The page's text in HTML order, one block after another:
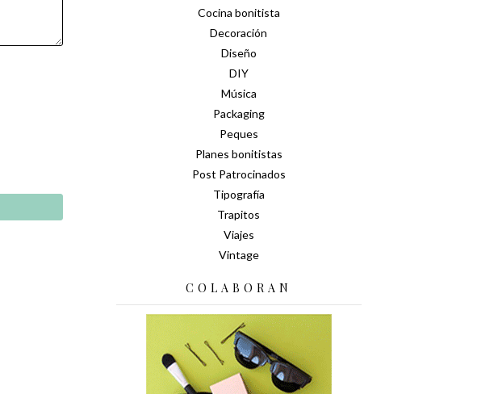
Cocina bonitista
Decoración
Diseño
DIY
Música
Packaging
Peques
Planes bonitistas
Post Patrocinados
Tipografía
Trapitos
Viajes
Vintage
COLABORAN